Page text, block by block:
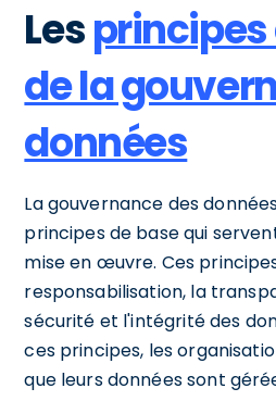
Lesprincipes
de la
données
La gouvernance des
principes de base qui
mise en œuvre. Ces
responsabilisation, la
sécurité et l'intégrité des
ces principes, les
que leurs données sont